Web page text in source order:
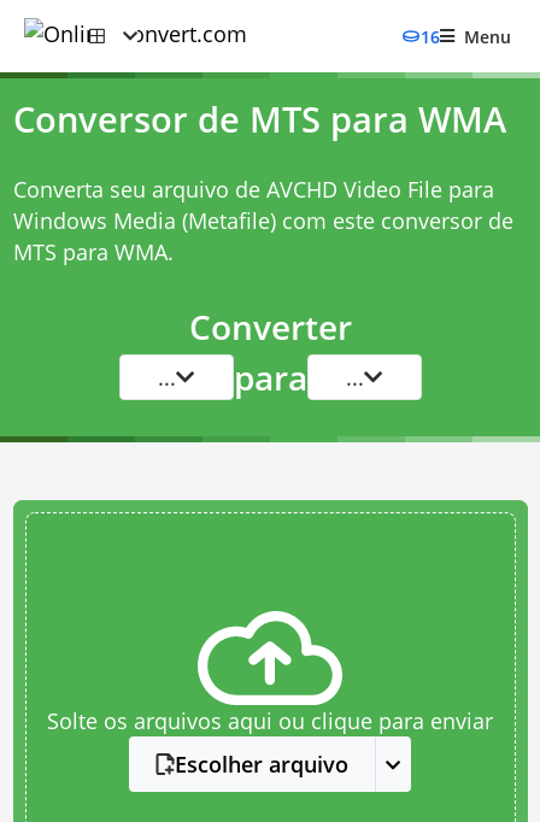
16 Menu
Conversor de MTS para WMA
Converta seu arquivo de AVCHD Video File para
Windows Media (Metafile) com este conversor de
MTS para WMA.
Converter
... para ...
Solte os arquivos aqui ou clique para enviar
Escolher arquivo